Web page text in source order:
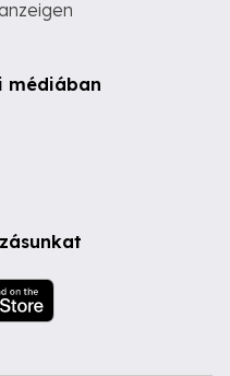
médiában